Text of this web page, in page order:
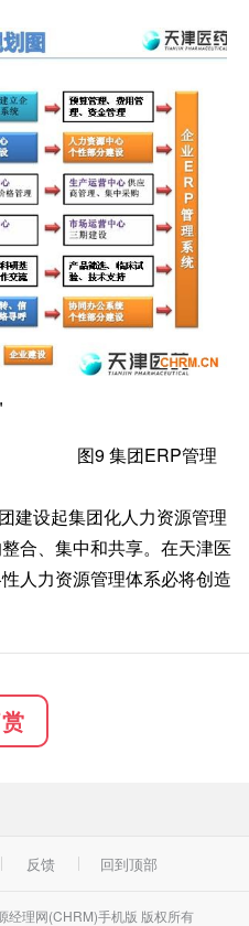
9 集团ERP管理
设起集团化人力资源管理
合、集中和共享。在天津医
人力资源管理体系必将创造
反馈 回到顶部
理网(CHRM)手机版 版权所有